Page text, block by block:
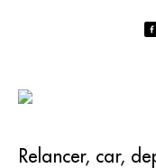
Relancer, car,